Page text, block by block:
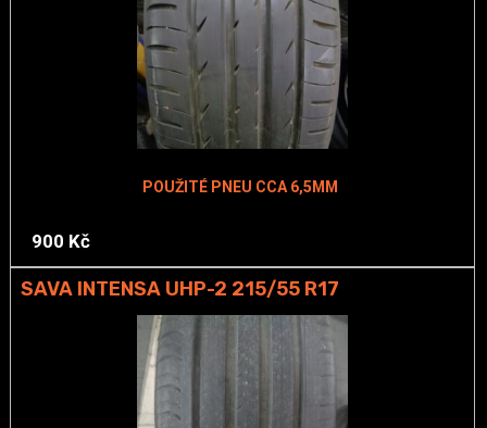
POUŽITÉ PNEU CCA 6,5MM
900 Kč
SAVA INTENSA UHP-2 215/55 R17